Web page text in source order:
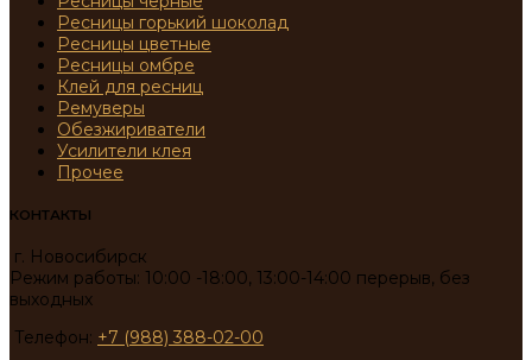
Ресницы горький шоколад
Ресницы цветные
Ресницы омбре
Клей для ресниц
Ремуверы
Обезжириватели
Усилители клея
Прочее
КОНТАКТЫ
г. Новосибирск
Режим работы: 10:00 -18:00, 13:00-14:00 перерыв, без
выходных
Телефон: +7 (988) 388-02-00